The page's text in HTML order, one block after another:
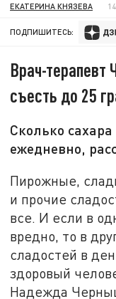
ЕКАТЕРИНА КНЯЗЕВА
ПОДПИШИТЕСЬ:
Врач-
съесть до 25
Сколько
ежедневно,
Пирожные,
и прочие
все. И если в
вредно, то в
сладостей в
здоровый
Надежда